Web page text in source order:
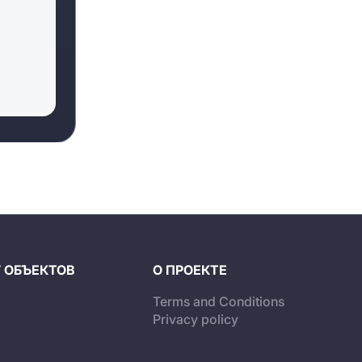
ОБЪЕКТОВ
О ПРОЕКТЕ
Terms and Conditions
Privacy policy